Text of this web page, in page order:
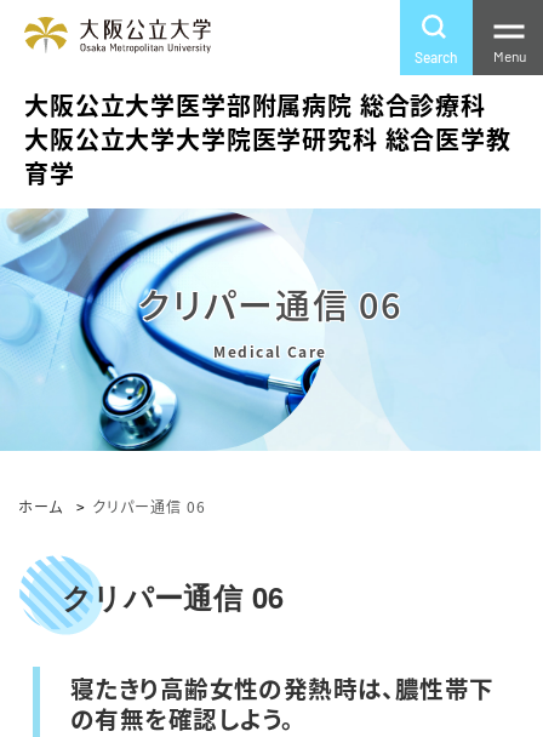
大阪公立大学医学部附属病院 総合診療科
大阪公立大学大学院医学研究科 総合医学教
育学
Search Menu
クリパー通信 06
ホーム クリパー通信 06
クリパー通信 06
寝たきり高齢女性の発熱時は、膿性帯下
の有無を確認しよう。